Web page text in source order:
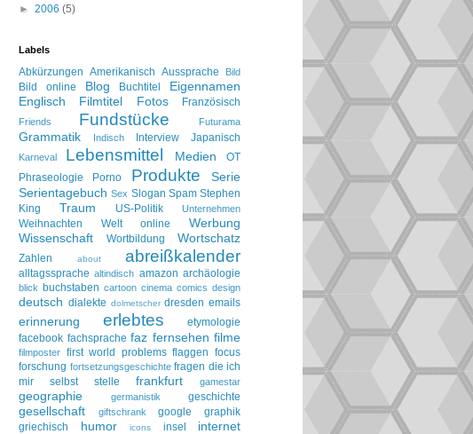
► 2006 (5)
Labels
Abkürzungen Amerikanisch Aussprache Bild
Bild online Blog Buchtitel
Eigennamen
Englisch
Filmtitel Fotos Französisch
Friends Fundstücke Futurama
Grammatik Indisch Interview Japanisch
Karneval Lebensmittel Medien
OT
Phraseologie
Porno Produkte
Serie
Serientagebuch Sex Slogan Spam Stephen
King
Traum US-Politik Unternehmen
Weihnachten Welt online
Werbung
Wissenschaft
Wortbildung Wortschatz
Zahlen about abreißkalender
alltagssprache altindisch amazon archäologie
blick buchstaben cartoon cinema comics design
deutsch dialekte dolmetscher dresden emails
erinnerung erlebtes
etymologie
facebook fachsprache faz fernsehen filme
filmposter first world problems flaggen focus
forschung fortsetzungsgeschichte fragen die ich
mir selbst stelle
frankfurt gamestar
geographie germanistik geschichte
gesellschaft giftschrank google
graphik
griechisch
humor icons insel internet